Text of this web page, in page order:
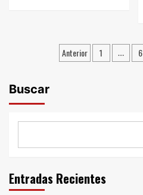
Paginación
Anterior 1 … 6
Buscar
Entradas Recientes